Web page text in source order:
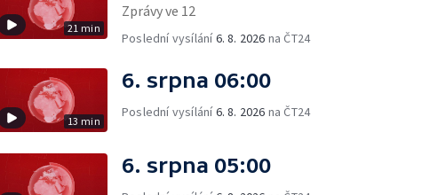
21 min
Zprávy ve 12
Poslední vysílání6. 8. 2026 na ČT24
13 min
6. srpna 06:00
Poslední vysílání6. 8. 2026 na ČT24
6. srpna 05:00